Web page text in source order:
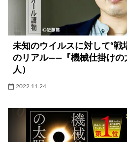
未知のウイルスに対して“戦
のリアル――『機械仕掛けの
人）
2022.11.24